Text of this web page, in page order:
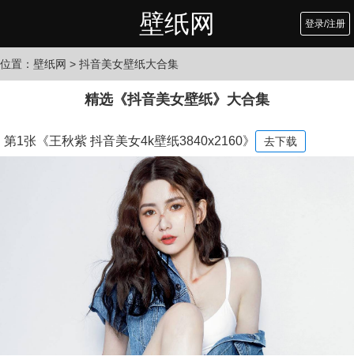
壁纸网 登录/注册
位置： 壁纸网 > 抖音美女壁纸大合集
精选《抖音美女壁纸》大合集
第1张《王秋紫 抖音美女4k壁纸3840x2160》 去下载